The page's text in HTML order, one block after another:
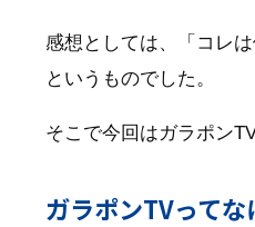
感想としては、「コレ
というものでした。
そこで今回はガラポン
ガラポンTVってな